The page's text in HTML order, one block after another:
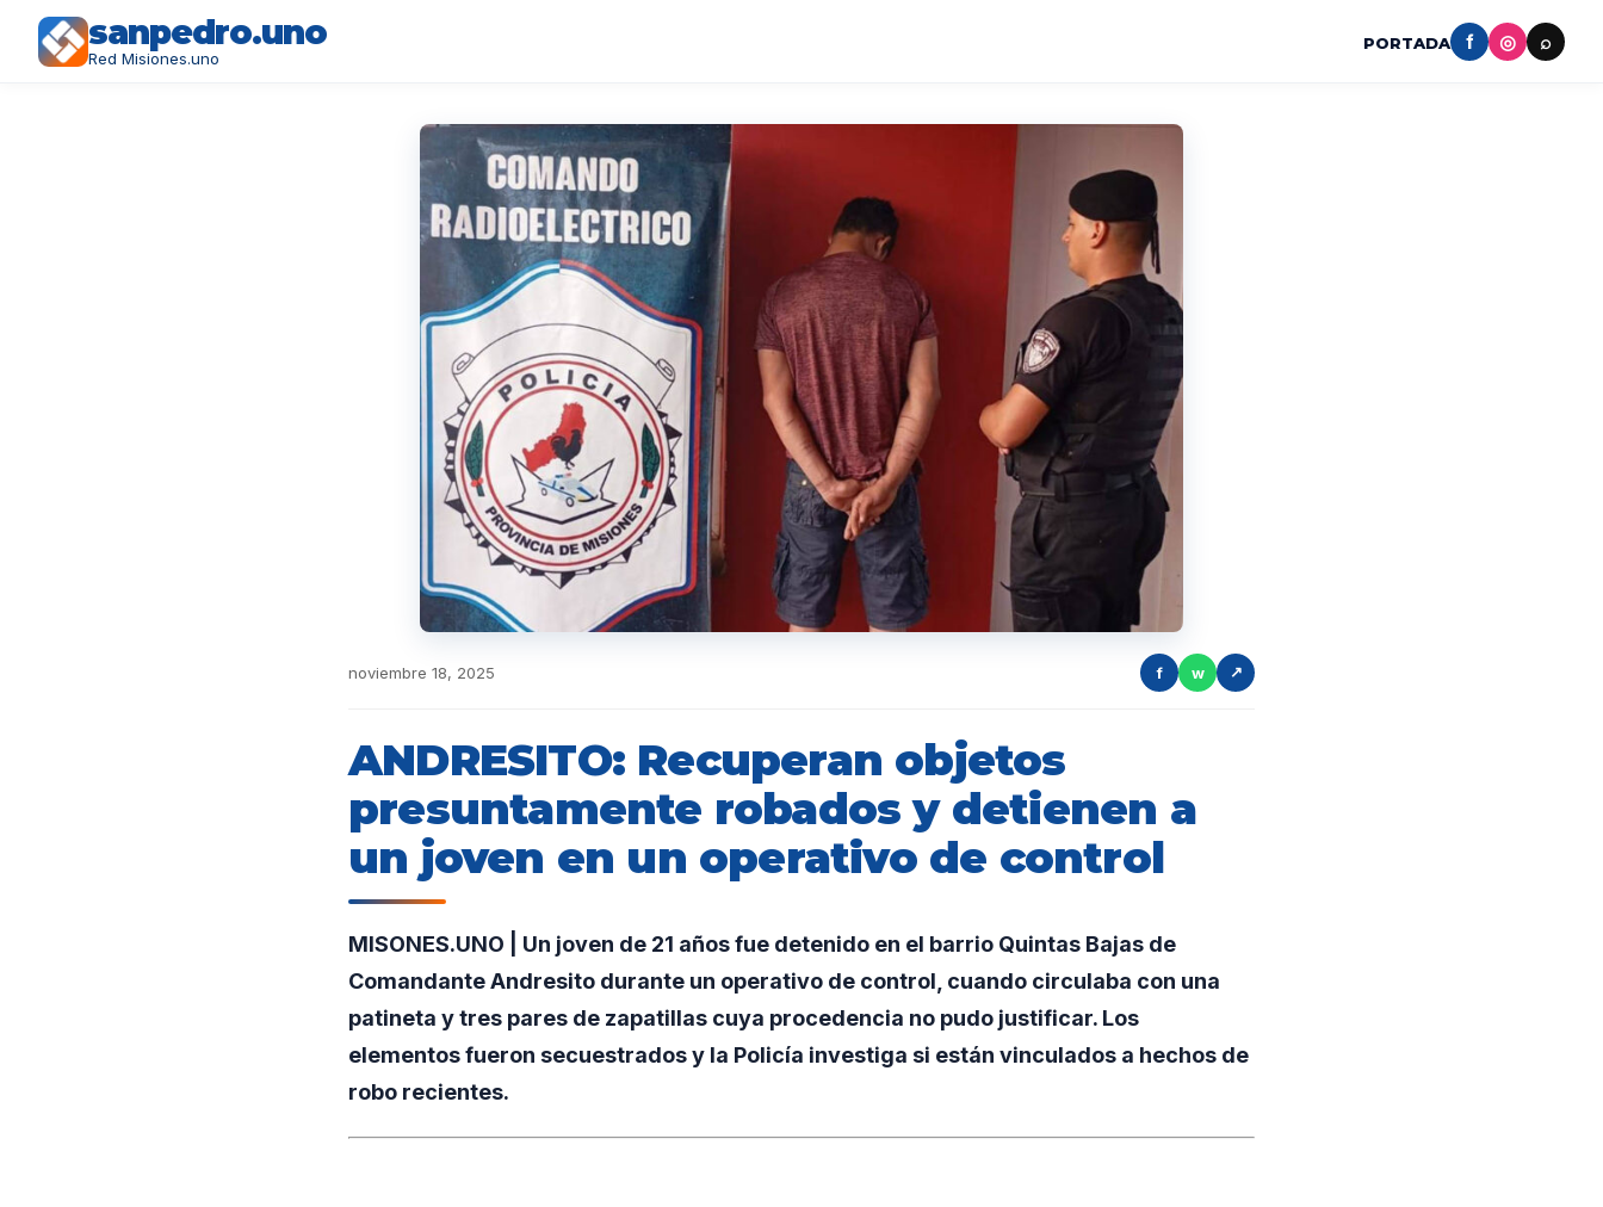
sanpedro.uno
Red Misiones.uno
PORTADA f ◎ ⌕
noviembre 18, 2025 f w ↗
ANDRESITO: Recuperan objetos
presuntamente robados y detienen a
un joven en un operativo de control
MISONES.UNO | Un joven de 21 años fue detenido en el barrio Quintas Bajas de
Comandante Andresito durante un operativo de control, cuando circulaba con una
patineta y tres pares de zapatillas cuya procedencia no pudo justificar. Los
elementos fueron secuestrados y la Policía investiga si están vinculados a hechos de
robo recientes.